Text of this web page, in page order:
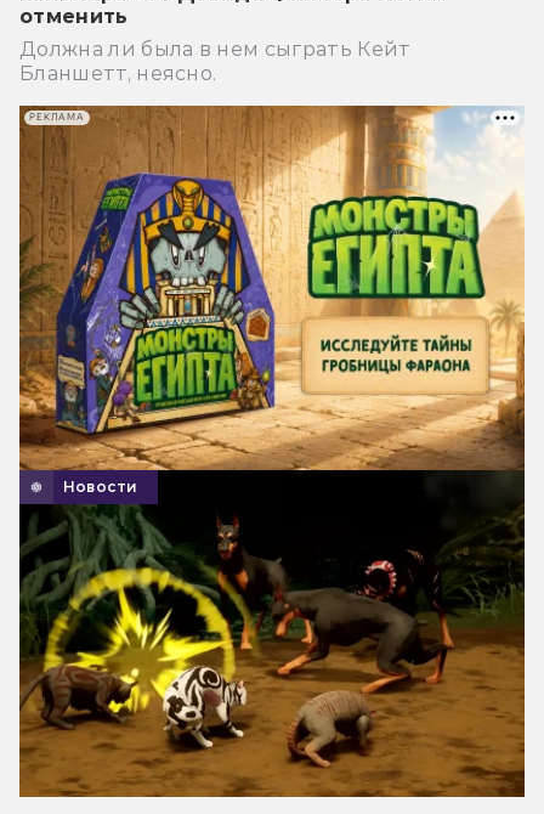
отменить
Должна ли была в нем сыграть Кейт
Бланшетт, неясно.
Новости
РЕКЛАМА